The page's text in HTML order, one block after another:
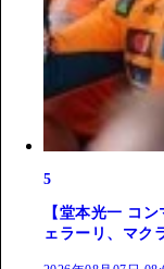
5
【堂本光一 コ
ェラーリ、マク